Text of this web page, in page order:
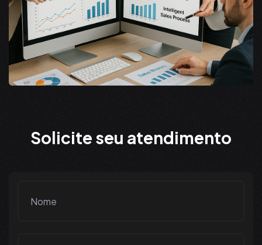
Solicite seu atendimento